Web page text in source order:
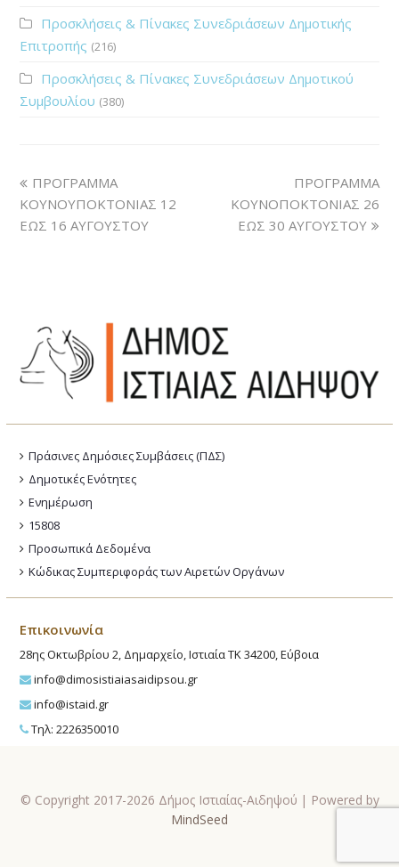
Προσκλήσεις & Πίνακες Συνεδριάσεων Δημοτικής
Επιτροπής (216)
Προσκλήσεις & Πίνακες Συνεδριάσεων Δημοτικού
Συμβουλίου (380)
ΠΡΟΓΡΑΜΜΑ
ΚΟΥΝΟΥΠΟΚΤΟΝΙΑΣ 12
ΕΩΣ 16 ΑΥΓΟΥΣΤΟΥ
ΠΡΟΓΡΑΜΜΑ
ΚΟΥΝΟΠΟΚΤΟΝΙΑΣ 26
ΕΩΣ 30 ΑΥΓΟΥΣΤΟΥ
Πράσινες Δημόσιες Συμβάσεις (ΠΔΣ)
Δημοτικές Ενότητες
Ενημέρωση
15808
Προσωπικά Δεδομένα
Κώδικας Συμπεριφοράς των Αιρετών Οργάνων
Επικοινωνία
28ης Οκτωβρίου 2, Δημαρχείο, Ιστιαία ΤΚ 34200, Εύβοια
info@dimosistiaiasaidipsou.gr
info@istaid.gr
Τηλ: 2226350010
© Copyright 2017-2026 Δήμος Ιστιαίας-Αιδηψού | Powered by
MindSeed